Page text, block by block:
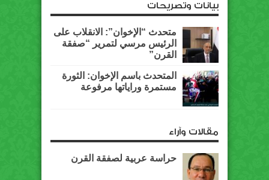
بيانات وتصريحات
متحدث “الإخوان”: الانقلاب على
الرئيس مرسي لتمرير “صفقة
القرن”
المتحدث باسم الإخوان: الثورة
مستمرة وراياتها مرفوعة
مقالات وآراء
حراسة عربية لصفقة القرن